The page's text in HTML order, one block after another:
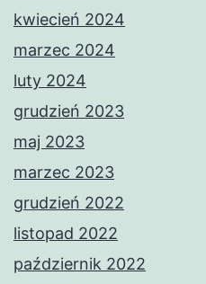
kwiecień 2024
marzec 2024
luty 2024
grudzień 2023
maj 2023
marzec 2023
grudzień 2022
listopad 2022
październik 2022